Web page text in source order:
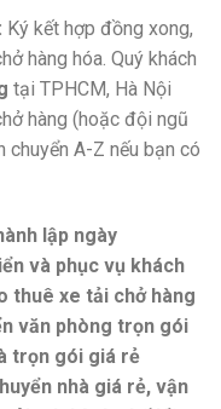
Ký kết hợp đồng xong,
hàng hóa. Quý khách
tại TPHCM, Hà Nội
hàng (hoặc đội ngũ
chuyển A-Z nếu bạn có
lập ngày
và phục vụ khách
thuê xe tải chở hàng
văn phòng trọn gói
trọn gói giá rẻ
nhà giá rẻ, vận